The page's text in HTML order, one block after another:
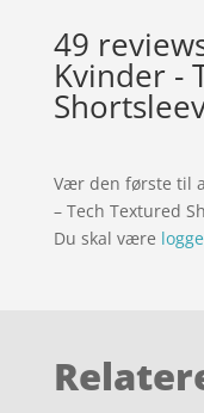
49
Kvinder -
Vær den første til
– Tech Textured
Du skal være